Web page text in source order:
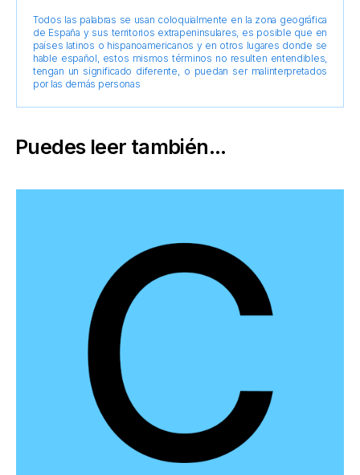
Todos las palabras se usan coloquialmente en la zona geográfica
de España y sus territorios extrapeninsulares, es posible que en
países latinos o hispanoamericanos y en otros lugares donde se
hable español, estos mismos términos no resulten entendibles,
tengan un significado diferente, o puedan ser malinterpretados
por las demás personas
Puedes leer también...